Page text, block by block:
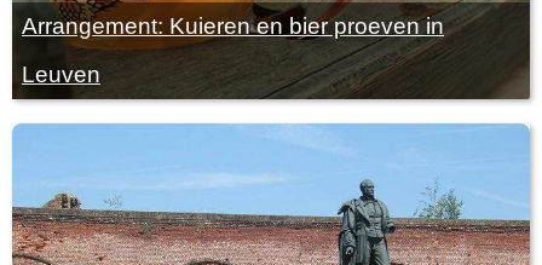
Arrangement: Kuieren en bier proeven in
Leuven